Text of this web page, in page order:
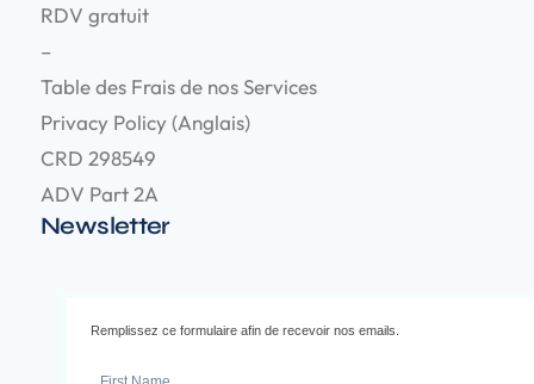
RDV gratuit
–
Table des Frais de nos Services
Privacy Policy (Anglais)
CRD 298549
ADV Part 2A
Newsletter
Remplissez ce formulaire afin de recevoir nos emails.